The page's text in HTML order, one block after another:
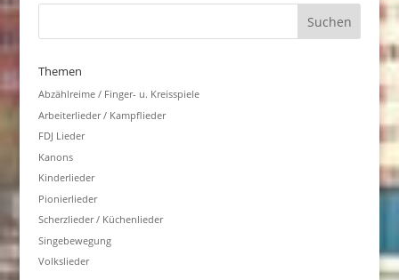
Themen
Abzählreime / Finger- u. Kreisspiele
Arbeiterlieder / Kampflieder
FDJ Lieder
Kanons
Kinderlieder
Pionierlieder
Scherzlieder / Küchenlieder
Singebewegung
Volkslieder